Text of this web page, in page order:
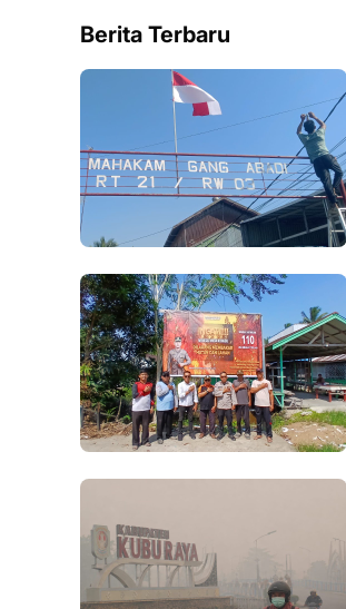
Berita Terbaru
KALBAR
KALBAR